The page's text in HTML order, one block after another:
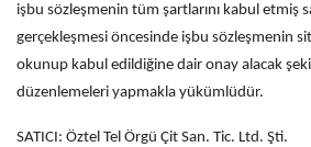
işbu sözleşmenin tüm şartlarını kabul etmiş
gerçekleşmesi öncesinde işbu sözleşmenin
okunup kabul edildiğine dair onay alacak
düzenlemeleri yapmakla yükümlüdür.
SATICI: Öztel Tel Örgü Çit San. Tic. Ltd. Şti.